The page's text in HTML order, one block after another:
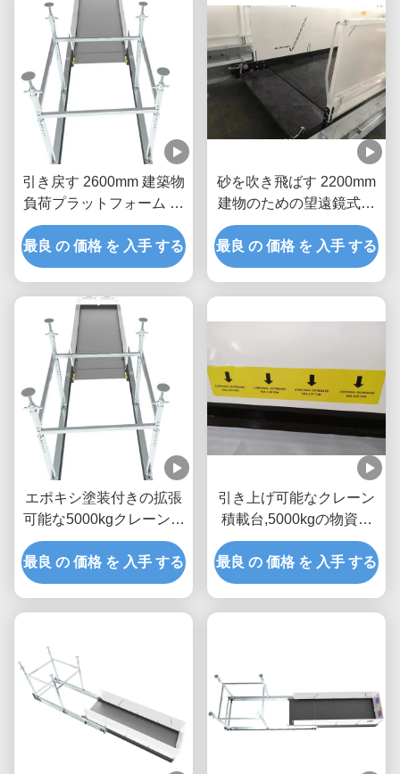
引き戻す 2600mm 建築物
負荷プラットフォーム 腐
食防止
最良 の 価格 を 入手 する
砂を吹き飛ばす 2200mm
建物のための望遠鏡式積
載プラットフォーム
最良 の 価格 を 入手 する
エポキシ塗装付きの拡張
可能な5000kgクレーン積
載台 MLP2800-H
最良 の 価格 を 入手 する
引き上げ可能なクレーン
積載台,5000kgの物資を
上げるプラットフォーム
最良 の 価格 を 入手 する